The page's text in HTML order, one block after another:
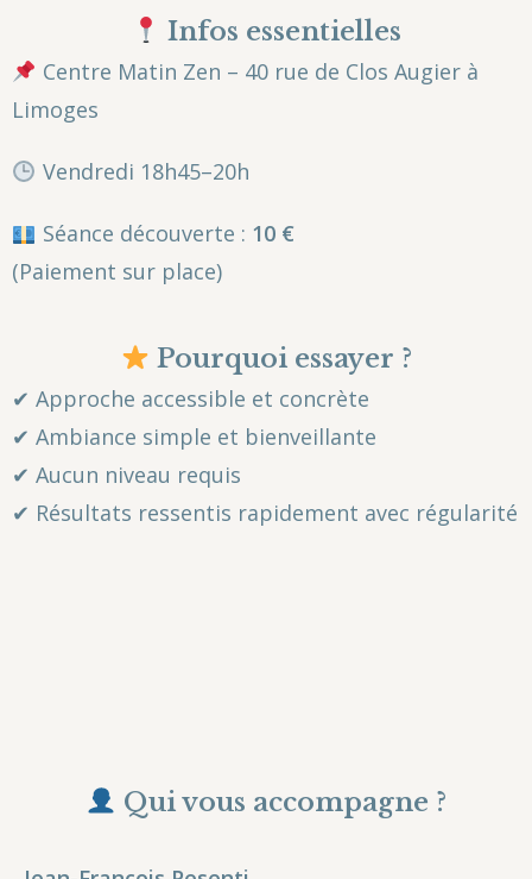
Infos essentielles
Centre Matin Zen – 40 rue de Clos Augier à
Limoges
Vendredi 18h45–20h
Séance découverte : 10 €
(Paiement sur place)
Pourquoi essayer ?
✔ Approche accessible et concrète
✔ Ambiance simple et bienveillante
✔ Aucun niveau requis
✔ Résultats ressentis rapidement avec régularité
Qui vous accompagne ?